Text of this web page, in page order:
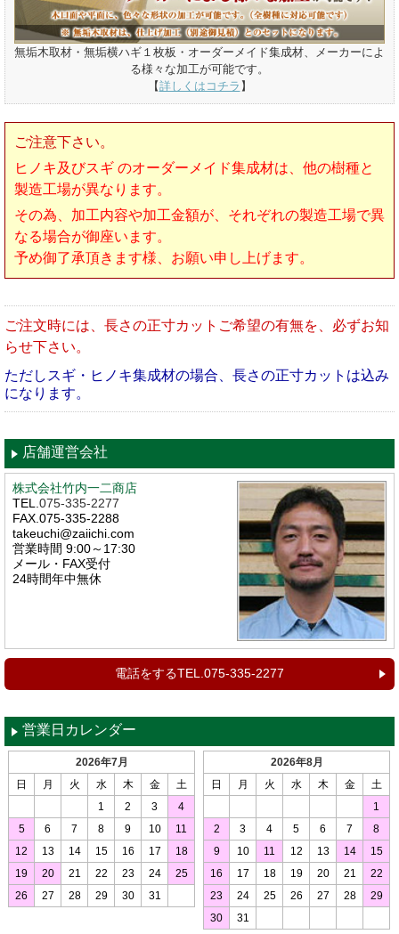
無垢木取材・無垢横ハギ１枚板・オーダーメイド集成材、メーカーによ
る様々な加工が可能です。
【詳しくはコチラ 】
ご注意下さい。
ヒノキ及びスギ のオーダーメイド集成材は、他の樹種と
製造工場が異なります。
その為、加工内容や加工金額が、それぞれの製造工場で異
なる場合が御座います。
予め御了承頂きます様、お願い申し上げます。
ご注文時には、長さの正寸カットご希望の有無を、必ずお知
らせ下さい。
ただしスギ・ヒノキ集成材の場合、長さの正寸カットは込み
になります。
店舗運営会社
株式会社竹内一二商店
TEL.075-335-2277
FAX.075-335-2288
takeuchi@zaiichi.com
営業時間 9:00～17:30
メール・FAX受付
24時間年中無休
電話をするTEL.075-335-2277
営業日カレンダー
2026年7月
日 月 火 水 木 金 土
1 2 3 4
5 6 7 8 9 10 11
12 13 14 15 16 17 18
19 20 21 22 23 24 25
26 27 28 29 30 31
2026年8月
日 月 火 水 木 金 土
1
2 3 4 5 6 7 8
9 10 11 12 13 14 15
16 17 18 19 20 21 22
23 24 25 26 27 28 29
30 31